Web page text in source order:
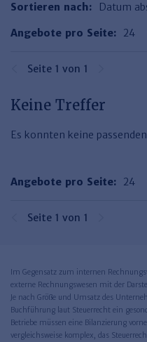
Haufe Arbeitsschutz
Haufe TVöD/TV-L Office
Haufe Immobilien
Sortieren nach:
Angebote pro Seite:
Seite 1 von 1
Keine Treffer
Es konnten keine
Angebote pro Seite:
Seite 1 von 1
Im Gegensatz zum internen
externe Rechnungswesen mit der
Je nach Größe und Umsatz des
Buchführung laut Steuerrecht ein
Betriebe müssen eine Bilanzierung
vergleichsweise komplex, das